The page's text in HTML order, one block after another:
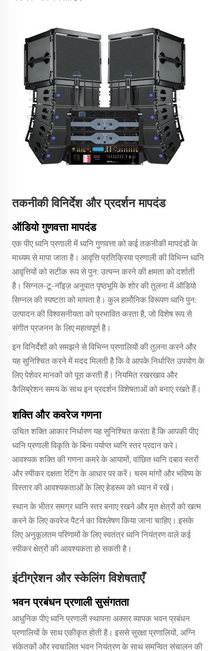
तकनीकी विनिर्देश और प्रदर्शन मापदंड
ऑडियो गुणवत्ता मापदंड
एक पीए ध्वनि प्रणाली में ध्वनि गुणवत्ता को कई तकनीकी मापदंडों के
माध्यम से मापा जाता है। आवृत्ति प्रतिक्रिया प्रणाली की विभिन्न ध्वनि
आवृत्तियों को सटीक रूप से पुन: उत्पन्न करने की क्षमता को दर्शाती
है। सिग्नल-टू-नॉइज़ अनुपात पृष्ठभूमि के शोर की तुलना में ऑडियो
सिग्नल की स्पष्टता को मापता है। कुल हार्मोनिक विरूपण ध्वनि पुन:
उत्पादन की विश्वसनीयता को प्रभावित करता है, जो विशेष रूप से
संगीत प्रजनन के लिए महत्वपूर्ण है।
इन विनिर्देशों को समझने से विभिन्न प्रणालियों की तुलना करने और
यह सुनिश्चित करने में मदद मिलती है कि वे आपके निर्धारित उपयोग के
लिए पेशेवर मानकों को पूरा करती हैं। नियमित रखरखाव और
कैलिब्रेशन समय के साथ इन प्रदर्शन विशेषताओं को बनाए रखते हैं।
शक्ति और कवरेज गणना
उचित शक्ति आकार निर्धारण यह सुनिश्चित करता है कि आपकी पीए
ध्वनि प्रणाली विकृति के बिना पर्याप्त ध्वनि स्तर प्रदान करे।
आवश्यक शक्ति की गणना कमरे के आयामों, वांछित ध्वनि दबाव स्तरों
और स्पीकर दक्षता रेटिंग के आधार पर करें। चरम मांगों और भविष्य के
विस्तार की आवश्यकताओं के लिए हेडरूम को ध्यान में रखें।
स्थान के भीतर समग्र ध्वनि स्तर बनाए रखने और मृत क्षेत्रों को खत्म
करने के लिए कवरेज पैटर्न का विश्लेषण किया जाना चाहिए। इसके
लिए अनुकूलतम परिणामों के लिए स्वतंत्र ध्वनि नियंत्रण वाले कई
स्पीकर क्षेत्रों की आवश्यकता हो सकती है।
इंटीग्रेशन और स्केलिंग विशेषताएँ
भवन प्रबंधन प्रणाली सुसंगतता
आधुनिक पीए ध्वनि प्रणाली स्थापना अक्सर व्यापक भवन प्रबंधन
प्रणालियों के साथ एकीकृत होती है। इससे सुरक्षा प्रणालियों, अग्नि
संकेतकों और स्वचालित भवन नियंत्रण के साथ समन्वित संचालन की